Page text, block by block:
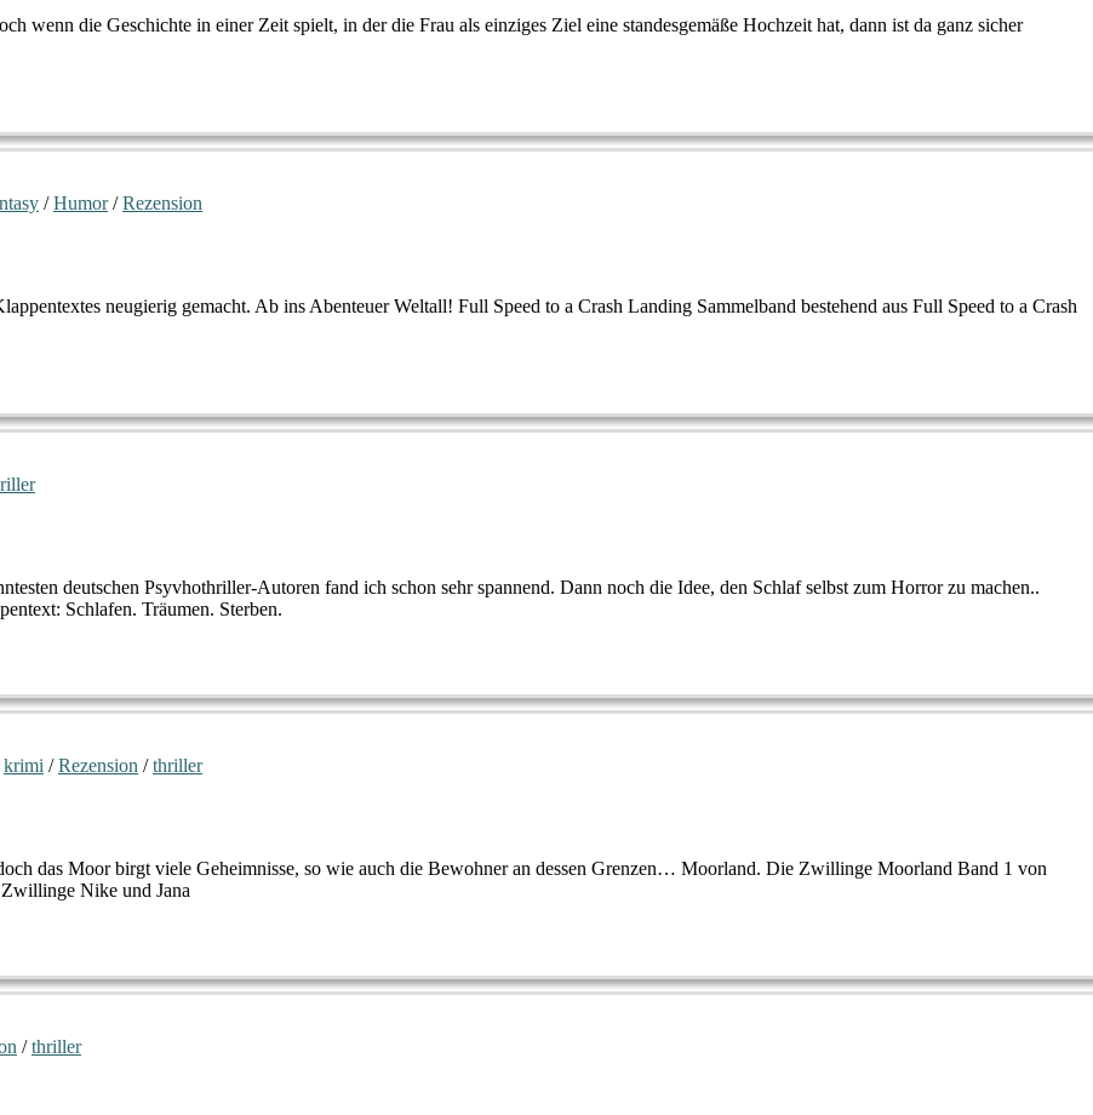
wenn die Geschichte in einer Zeit spielt, in der die Frau als einziges Ziel eine standesgemäße Hochzeit hat, dann ist da ganz sicher
/Humor/Rezension
neugierig gemacht. Ab ins Abenteuer Weltall! Full Speed to a Crash Landing Sammelband bestehend aus Full Speed to a Crash
deutschen Psyvhothriller-Autoren fand ich schon sehr spannend. Dann noch die Idee, den Schlaf selbst zum Horror zu machen..
Schlafen. Träumen. Sterben.
krimi /Rezension /thriller
das Moor birgt viele Geheimnisse, so wie auch die Bewohner an dessen Grenzen… Moorland. Die Zwillinge Moorland Band 1 von
Nike und Jana
/thriller